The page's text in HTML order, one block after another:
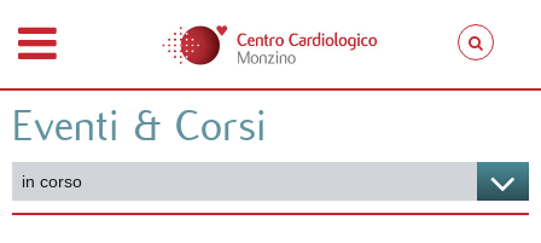
Eventi & Corsi